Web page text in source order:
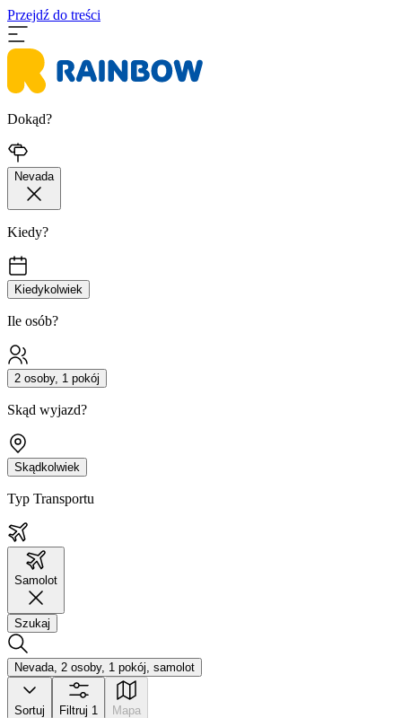
Przejdź do treści
Dokąd?
Nevada
Kiedy?
Kiedykolwiek
Ile osób?
2 osoby, 1 pokój
Skąd wyjazd?
Skądkolwiek
Typ Transportu
Samolot
Szukaj
Nevada, 2 osoby, 1 pokój, samolot
Sortuj Filtruj 1 Mapa